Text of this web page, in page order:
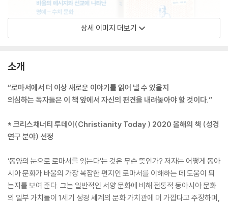
상세 이미지 더보기
소개
“로마서에서 더 이상 새로운 이야기를 읽어 낼 수 있을지
의심하는 독자들은 이 책 앞에서 자신의 편견을 내려놓아야 할 것이다.”
* 크리스채너티 투데이(Christianity Today ) 2020 올해의 책 (성경
연구 분야) 선정
‘동양의 눈으로 로마서를 읽는다’는 것은 무슨 뜻인가? 저자는 어떻게 동아
시아 문화가 바울의 가장 복잡한 편지인 로마서를 이해하는 데 도움이 되
는지를 보여 준다. 그는 일반적인 서양 문화에 비해 전통적 동아시아 문화
의 일부 가치들이 1세기 성경 세계의 문화 가치관에 더 가깝다고 주장하며,